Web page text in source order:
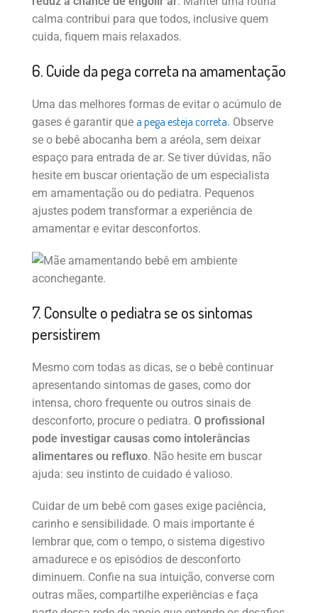
calma contribui para que todos, inclusive quem
cuida, fiquem mais relaxados.
6. Cuide da pega correta na amamentação
Uma das melhores formas de evitar o acúmulo de
gases é garantir que a pega esteja correta. Observe
se o bebê abocanha bem a aréola, sem deixar
espaço para entrada de ar. Se tiver dúvidas, não
hesite em buscar orientação de um especialista
em amamentação ou do pediatra. Pequenos
ajustes podem transformar a experiência de
amamentar e evitar desconfortos.
7. Consulte o pediatra se os sintomas
persistirem
Mesmo com todas as dicas, se o bebê continuar
apresentando sintomas de gases, como dor
intensa, choro frequente ou outros sinais de
desconforto, procure o pediatra. O profissional
pode investigar causas como intolerâncias
alimentares ou refluxo. Não hesite em buscar
ajuda: seu instinto de cuidado é valioso.
Cuidar de um bebê com gases exige paciência,
carinho e sensibilidade. O mais importante é
lembrar que, com o tempo, o sistema digestivo
amadurece e os episódios de desconforto
diminuem. Confie na sua intuição, converse com
outras mães, compartilhe experiências e faça